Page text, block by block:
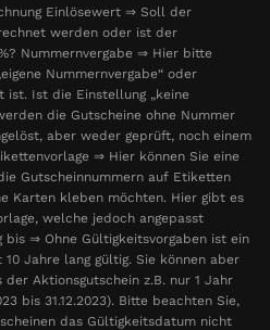
Einlösewert ⇒ Soll der
werden oder ist der
Nummernvergabe ⇒ Hier bitte
Nummernvergabe“ oder
ist. Ist die Einstellung „keine
die Gutscheine ohne Nummer
aber weder geprüft, noch einem
⇒ Hier können Sie eine
Gutscheinnummern auf Etiketten
Karten kleben möchten. Hier gibt es
welche jedoch angepasst
⇒ Ohne Gültigkeitsvorgaben ist ein
Jahre lang gültig. Sie können aber
Aktionsgutschein z.B. nur 1 Jahr
bis 31.12.2023). Bitte beachten Sie,
das Gültigkeitsdatum nicht